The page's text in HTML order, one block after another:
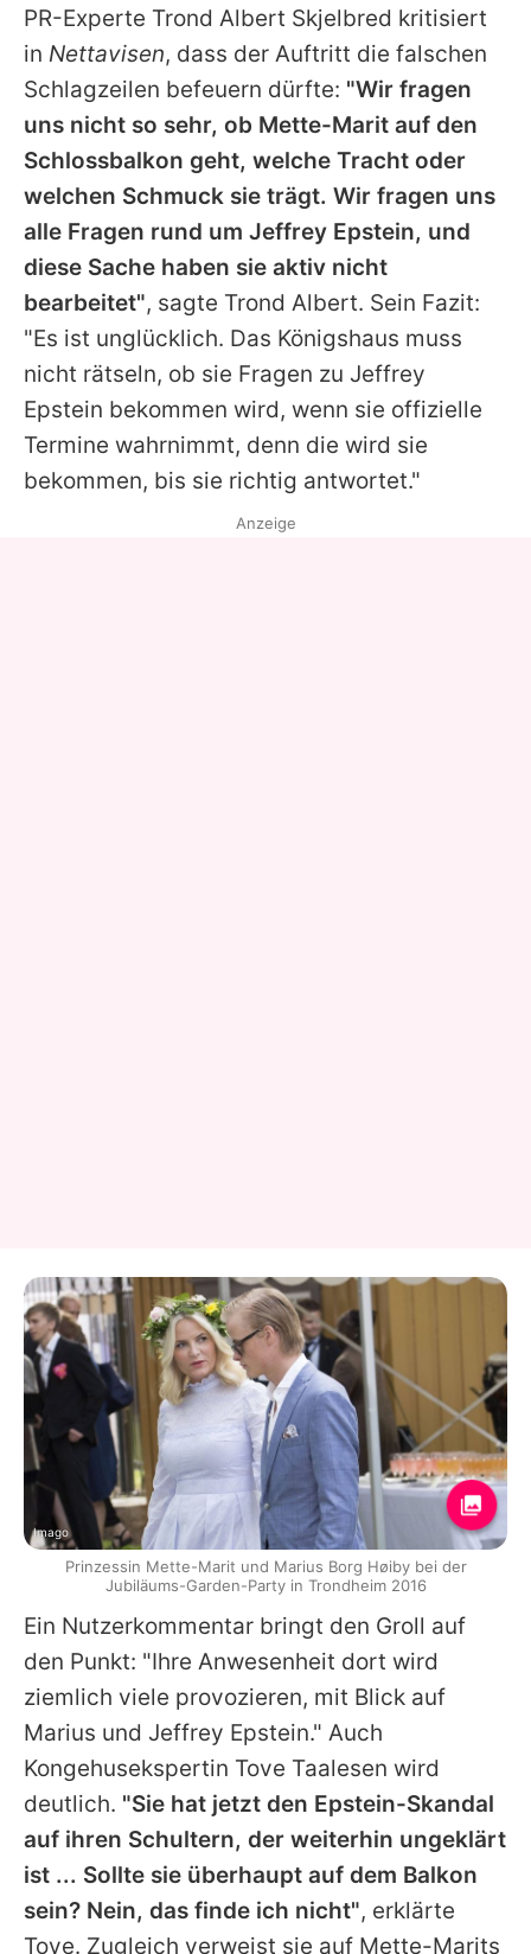
PR-Experte Trond Albert Skjelbred kritisiert
in Nettavisen, dass der Auftritt die falschen
Schlagzeilen befeuern dürfte: "Wir fragen
uns nicht so sehr, ob Mette-Marit auf den
Schlossbalkon geht, welche Tracht oder
welchen Schmuck sie trägt. Wir fragen uns
alle Fragen rund um Jeffrey Epstein, und
diese Sache haben sie aktiv nicht
bearbeitet", sagte Trond Albert. Sein Fazit:
"Es ist unglücklich. Das Königshaus muss
nicht rätseln, ob sie Fragen zu Jeffrey
Epstein bekommen wird, wenn sie offizielle
Termine wahrnimmt, denn die wird sie
bekommen, bis sie richtig antwortet."
Ein Nutzerkommentar bringt den Groll auf
den Punkt: "Ihre Anwesenheit dort wird
ziemlich viele provozieren, mit Blick auf
Marius und Jeffrey Epstein." Auch
Kongehusekspertin Tove Taalesen wird
deutlich. "Sie hat jetzt den Epstein-Skandal
auf ihren Schultern, der weiterhin ungeklärt
ist ... Sollte sie überhaupt auf dem Balkon
sein? Nein, das finde ich nicht", erklärte
Tove. Zugleich verweist sie auf Mette-Marits
Anzeige
Imago
Prinzessin Mette-Marit und Marius Borg Høiby bei der
Jubiläums-Garden-Party in Trondheim 2016